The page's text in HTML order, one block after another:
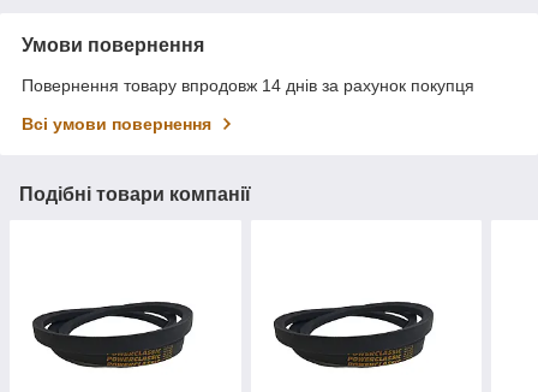
Умови повернення
Повернення товару впродовж 14 днів за рахунок покупця
Всі умови повернення
Подібні товари компанії